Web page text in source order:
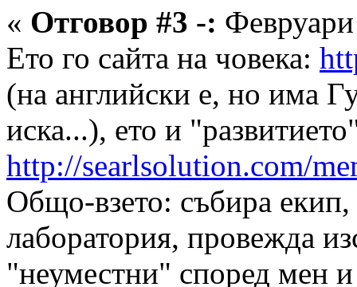
« Отговор #3 -:
Ето го сайта на човека:
(на английски е, но има
иска...), ето и
http://searlsolution.com/
Общо-взето: събира екип,
лаборатория, провежда
"неуместни" според мен